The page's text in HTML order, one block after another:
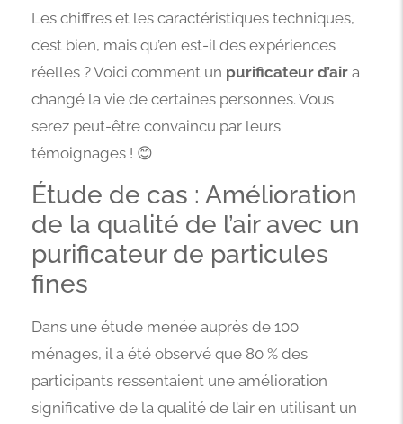
Les chiffres et les caractéristiques techniques,
c’est bien, mais qu’en est-il des expériences
réelles ? Voici comment un purificateur d’air a
changé la vie de certaines personnes. Vous
serez peut-être convaincu par leurs
témoignages ! 😊
Étude de cas : Amélioration
de la qualité de l’air avec un
purificateur de particules
fines
Dans une étude menée auprès de 100
ménages, il a été observé que 80 % des
participants ressentaient une amélioration
significative de la qualité de l’air en utilisant un